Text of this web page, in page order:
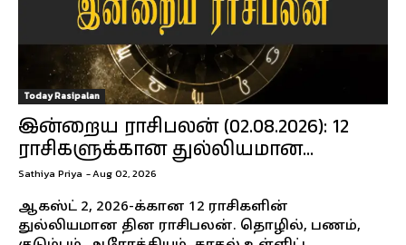
Today Rasipalan
இன்றைய ராசிபலன் (02.08.2026): 12
ராசிகளுக்கான துல்லியமான...
Sathiya Priya -Aug 02, 2026
ஆகஸ்ட் 2, 2026-க்கான 12 ராசிகளின்
துல்லியமான தின ராசிபலன். தொழில், பணம்,